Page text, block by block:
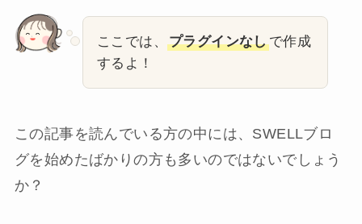
ここでは、 プラグインなしで作成
するよ！
この記事を読んでいる方の中には、SWELLブロ
グを始めたばかりの方も多いのではないでしょう
か？